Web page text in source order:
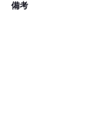
備考